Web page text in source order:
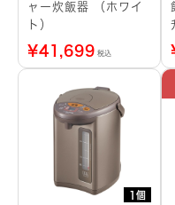
ャー炊飯器 （ホワイ
ト）
¥41,699 税込
1個